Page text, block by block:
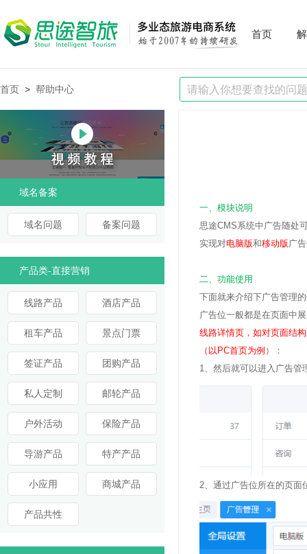
首页
首页 > 帮助中心
域名备案
域名问题 备案问题
产品类-直接营销
线路产品 酒店产品
租车产品 景点门票
签证产品 团购产品
私人定制 邮轮产品
户外活动 保险产品
导游产品 特产产品
小应用 商城产品
产品共性
一、模块说明
思途CMS系统中广告随处
实现对电脑版和移动版广
二、功能使用
下面就来介绍下广告管理
广告位一般都是在页面中
线路详情页，如对页面结
（以PC首页为例 ）：
1、然后就可以进入广告管
2、通过广告位所在的页面